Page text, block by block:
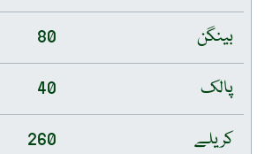
بینگن
80
پالک
40
کریلے
260